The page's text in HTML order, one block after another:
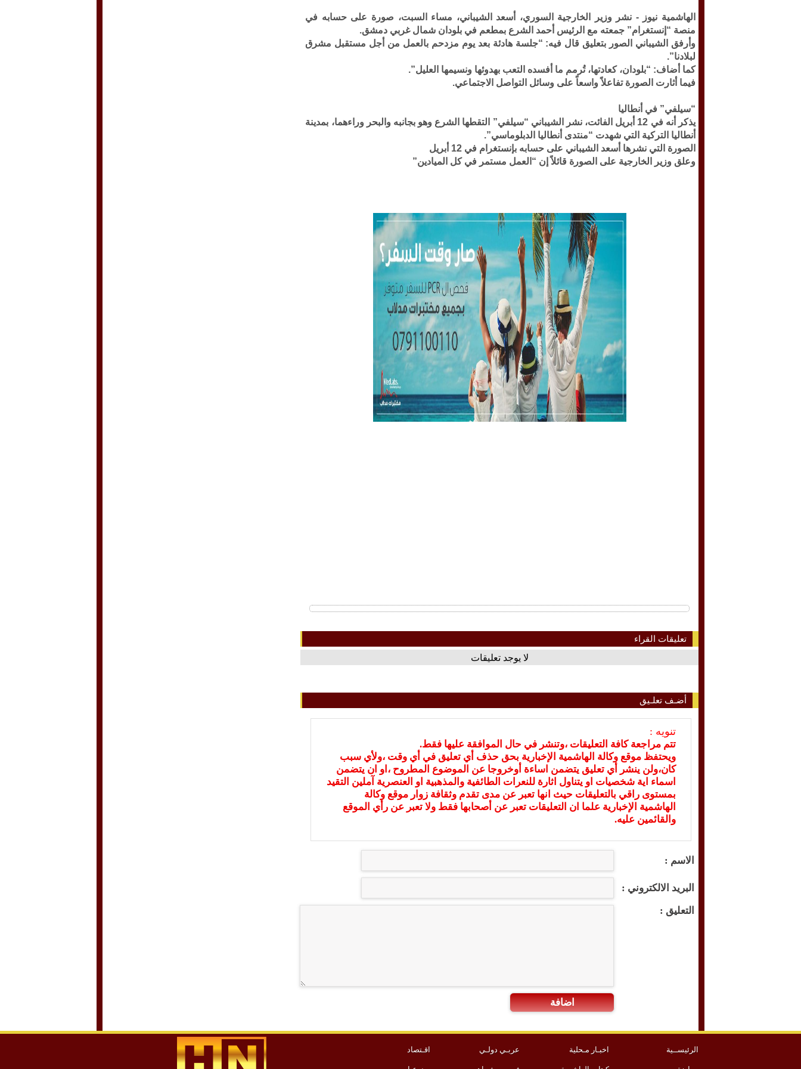
الهاشمية نيوز - نشر وزير الخارجية السوري، أسعد الشيباني، مساء السبت، صورة على حسابه في
منصة “إنستغرام” جمعته مع الرئيس أحمد الشرع بمطعم في بلودان شمال غربي دمشق.
وأرفق الشيباني الصور بتعليق قال فيه: “جلسة هادئة بعد يوم مزدحم بالعمل من أجل مستقبل مشرق
لبلادنا”.
كما أضاف: “بلودان، كعادتها، تُرمم ما أفسده التعب بهدوئها ونسيمها العليل”.
فيما أثارت الصورة تفاعلاً واسعاً على وسائل التواصل الاجتماعي.
“سيلفي” في أنطاليا
يذكر أنه في 12 أبريل الفائت، نشر الشيباني “سيلفي” التقطها الشرع وهو بجانبه والبحر وراءهما، بمدينة
أنطاليا التركية التي شهدت “منتدى أنطاليا الدبلوماسي”.
الصورة التي نشرها أسعد الشيباني على حسابه بإنستغرام في 12 أبريل
وعلق وزير الخارجية على الصورة قائلاً إن “العمل مستمر في كل الميادين”
تعليقات القراء
لا يوجد تعليقات
أضـف تعلـيق
تنويه :
تتم مراجعة كافة التعليقات ،وتنشر في حال الموافقة عليها فقط.
ويحتفظ موقع وكالة الهاشمية الإخبارية بحق حذف أي تعليق في أي وقت ،ولأي سبب
كان،ولن ينشر أي تعليق يتضمن اساءة أوخروجا عن الموضوع المطروح ،او ان يتضمن
اسماء اية شخصيات او يتناول اثارة للنعرات الطائفية والمذهبية او العنصرية آملين التقيد
بمستوى راقي بالتعليقات حيث انها تعبر عن مدى تقدم وثقافة زوار موقع وكالة
الهاشمية الإخبارية علما ان التعليقات تعبر عن أصحابها فقط ولا تعبر عن رأي الموقع
والقائمين عليه.
الاسم :
البريد الالكتروني :
التعليق :
اضافة
الرئيســية اخبـار مـحلية عربـي دولـي اقـتصاد